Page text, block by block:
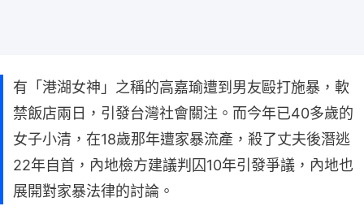
有「港湖女神」之稱的高嘉瑜遭到男友毆打施暴，軟
禁飯店兩日，引發台灣社會關注。而今年已40多歲的
女子小清，在18歲那年遭家暴流產，殺了丈夫後潛逃
22年自首，內地檢方建議判囚10年引發爭議，內地也
展開對家暴法律的討論。